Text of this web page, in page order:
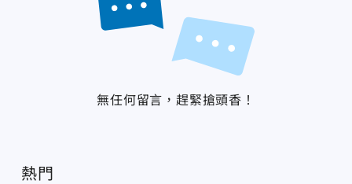
無任何留言，趕緊搶頭香！
熱門